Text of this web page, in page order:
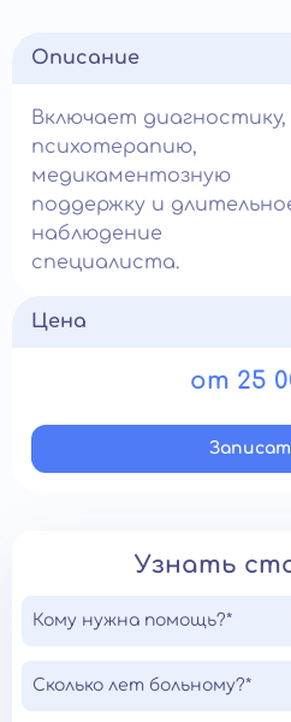
Описание
Включает диагностику,
психотерапию,
медикаментозную
поддержку и
наблюдение
специалиста.
Цена
от 25
Узнать
Кому нужна помощь?*
Сколько лет больному?*